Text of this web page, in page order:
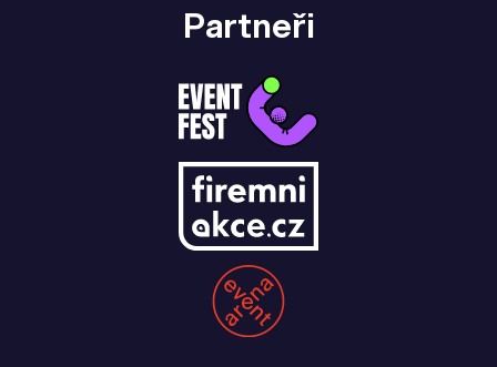
Partneři